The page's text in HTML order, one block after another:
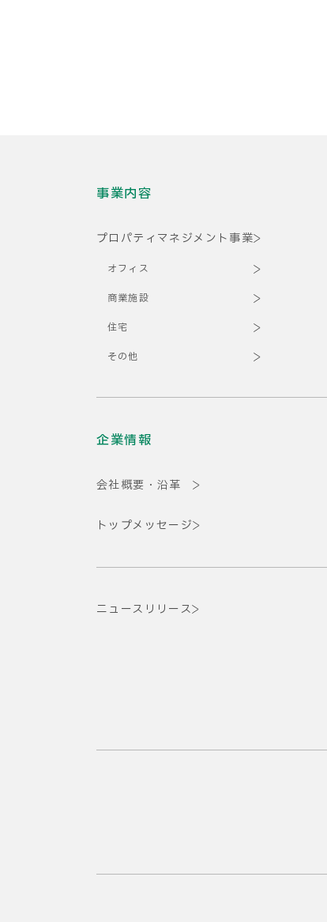
事業内容
プロパティマネジメント事業
オフィス
商業施設
住宅
その他
企業情報
会社概要・沿革
トップメッセージ
ニュースリリース